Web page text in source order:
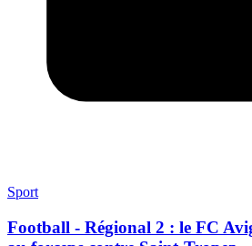
Sport
Football - Régional 2 : le FC